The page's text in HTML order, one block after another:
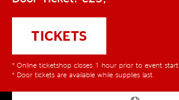
TICKETS
* Online ticketshop closes 1 hour prior to event start.
* Door tickets are available while supplies last.